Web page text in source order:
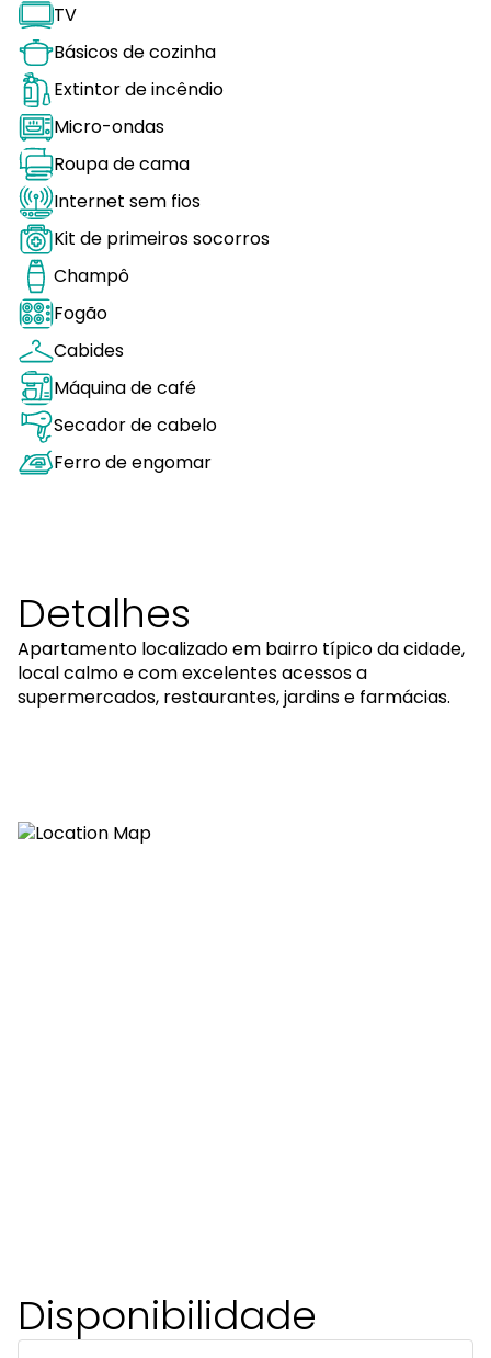
TV
Básicos de cozinha
Extintor de incêndio
Micro-ondas
Roupa de cama
Internet sem fios
Kit de primeiros socorros
Champô
Fogão
Cabides
Máquina de café
Secador de cabelo
Ferro de engomar
Detalhes
Apartamento localizado em bairro típico da cidade,
local calmo e com excelentes acessos a
supermercados, restaurantes, jardins e farmácias.
Disponibilidade